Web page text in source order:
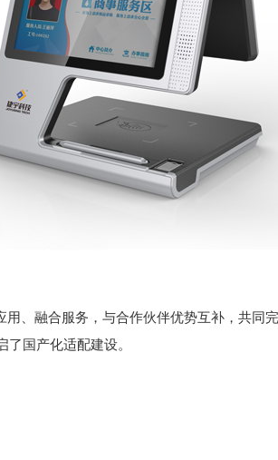
、融合服务，与合作伙伴优势互补，共同
国产化适配建设。